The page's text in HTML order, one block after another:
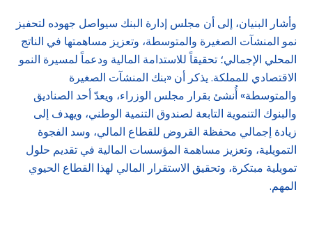
وأشار البنيان، إلى أن مجلس إدارة البنك سيواصل جهوده لتحفيز
نمو المنشآت الصغيرة والمتوسطة، وتعزيز مساهمتها في الناتج
المحلي الإجمالي؛ تحقيقاً للاستدامة المالية ودعماً لمسيرة النمو
الاقتصادي للمملكة. يذكر أن «بنك المنشآت الصغيرة
والمتوسطة» أُنشئ بقرار مجلس الوزراء، ويعدّ أحد الصناديق
والبنوك التنموية التابعة لصندوق التنمية الوطني، ويهدف إلى
زيادة إجمالي محفظة القروض للقطاع المالي، وسد الفجوة
التمويلية، وتعزيز مساهمة المؤسسات المالية في تقديم حلول
تمويلية مبتكرة، وتحقيق الاستقرار المالي لهذا القطاع الحيوي
المهم.